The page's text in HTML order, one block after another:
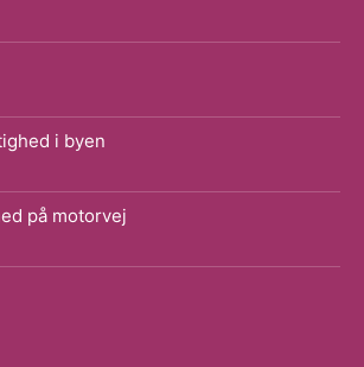
i byen
på motorvej